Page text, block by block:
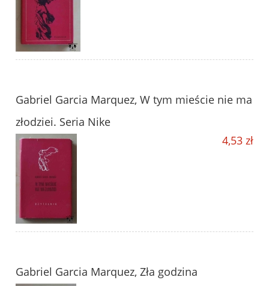
Gabriel Garcia Marquez, W tym mieście nie ma
złodziei. Seria Nike
4,53 zł
Gabriel Garcia Marquez, Zła godzina